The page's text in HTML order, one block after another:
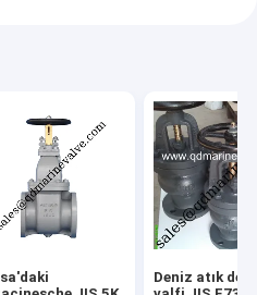
Deniz atık